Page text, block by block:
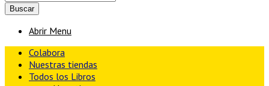
Abrir Menu
Colabora
Nuestras tiendas
Todos los Libros